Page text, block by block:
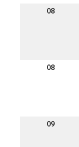
08
08
09